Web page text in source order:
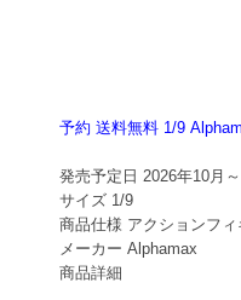
予約 送料無料 1/9
発売予定日 2026年10月
サイズ 1/9
商品仕様 アクションフィ
メーカー Alphamax
商品詳細